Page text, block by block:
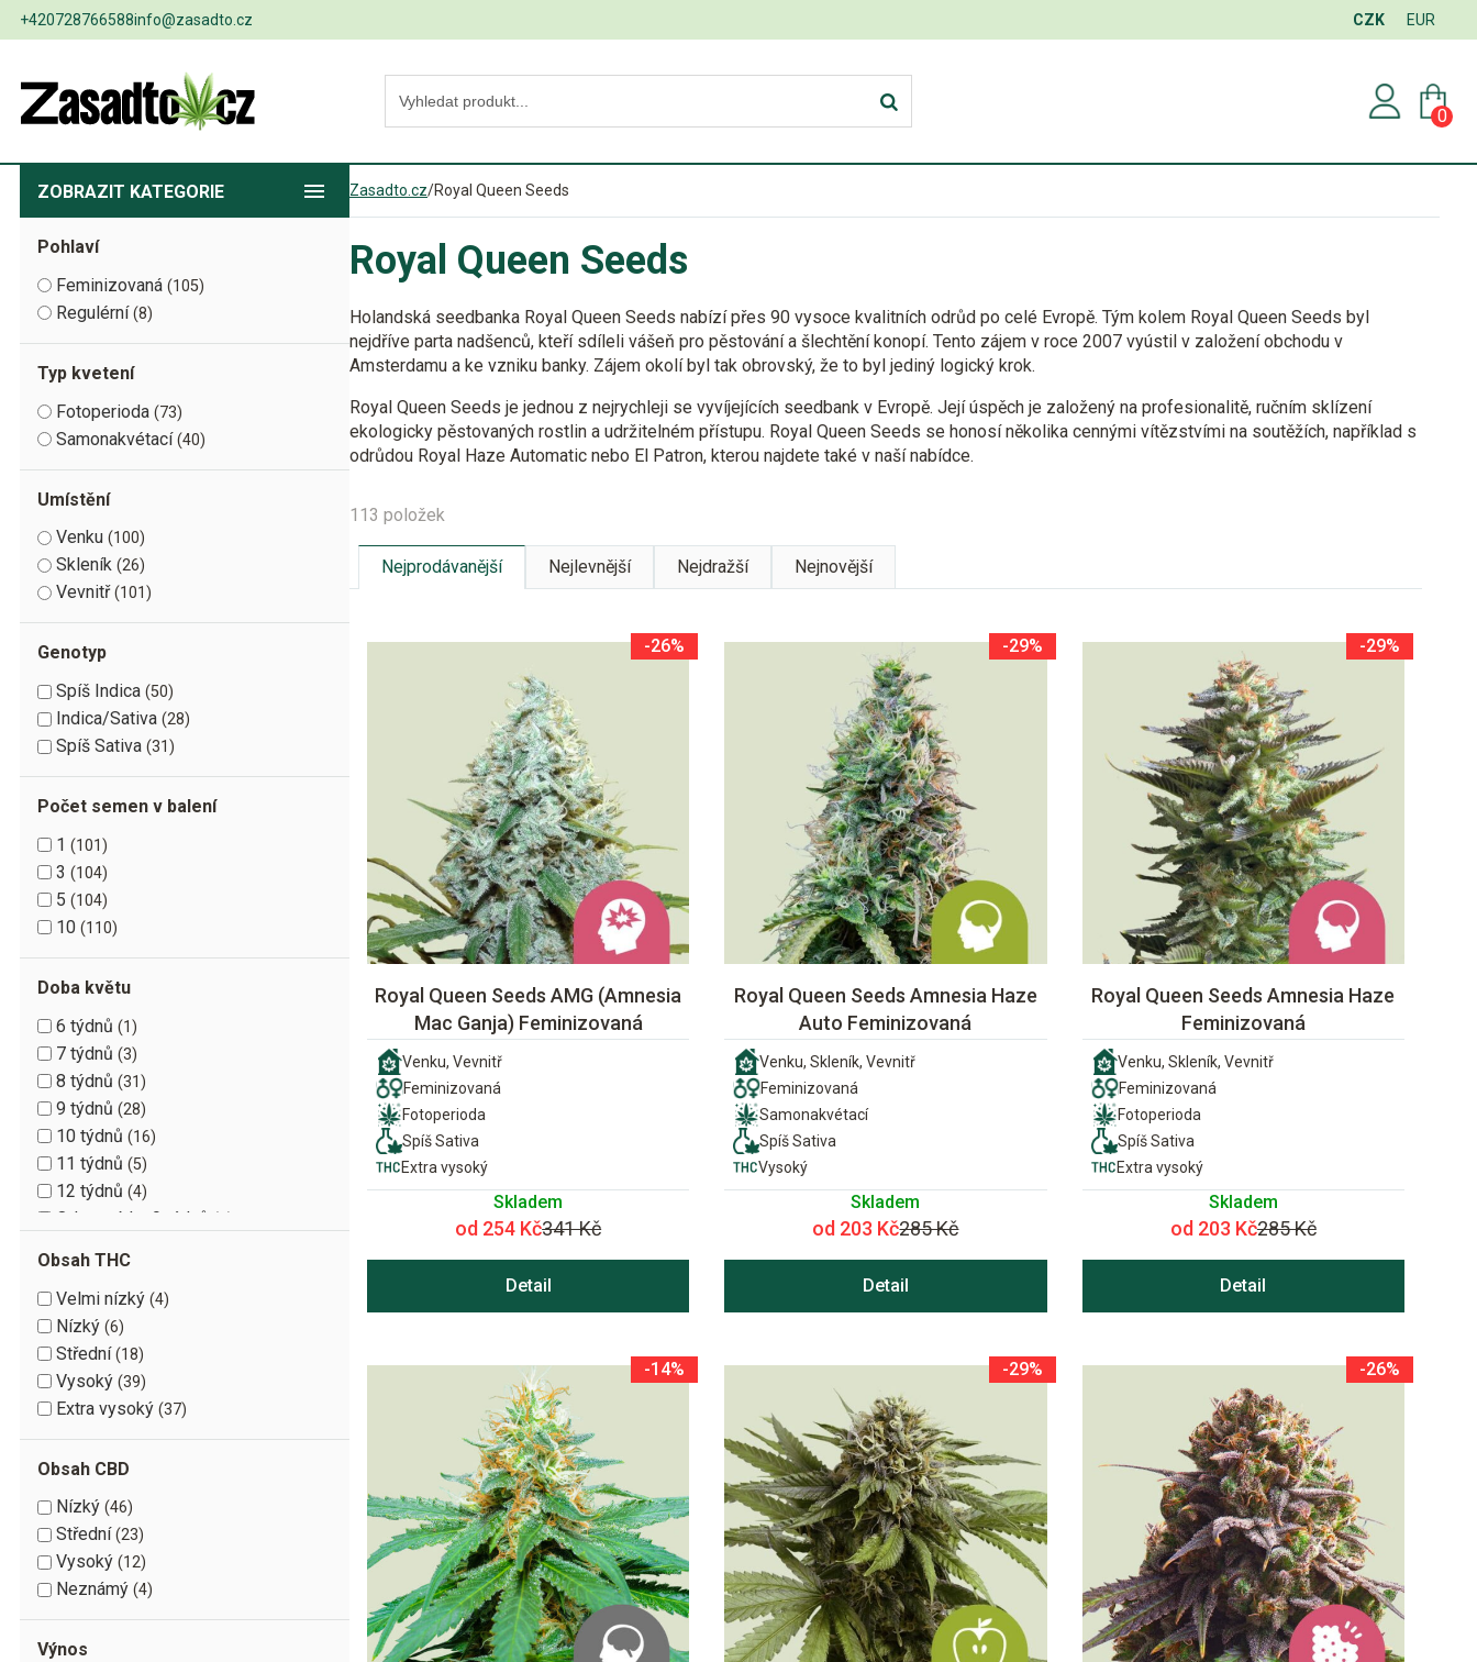
+420728766588info@zasadto.cz CZK EUR
0
ZOBRAZIT KATEGORIE
Pohlaví
Feminizovaná 105
Regulérní 8
Typ kvetení
Fotoperioda 73
Samonakvétací 40
Umístění
Venku 100
Skleník 26
Vevnitř 101
Genotyp
Spíš Indica 50
Indica/Sativa 28
Spíš Sativa 31
Počet semen v balení
1
101
3 104
5 104
10 110
Doba květu
6 týdnů
1
7 týdnů 3
8 týdnů 31
9 týdnů 28
10 týdnů 16
11 týdnů 5
12 týdnů 4
Od semínka 9 týdnů
Od semínka 11 týdnů
Od semínka 12 týdnů
Obsah THC
Velmi nízký 4
Nízký 6
Střední 18
Vysoký 39
Extra vysoký 37
Obsah CBD
Nízký 46
Střední 23
Vysoký 12
Neznámý 4
Výnos
Zasadto.cz/Royal Queen Seeds
Royal Queen Seeds
Holandská seedbanka Royal Queen Seeds nabízí přes 90 vysoce kvalitních odrůd po celé Evropě. Tým kolem Royal Queen Seeds byl
nejdříve parta nadšenců, kteří sdíleli vášeň pro pěstování a šlechtění konopí. Tento zájem v roce 2007 vyústil v založení obchodu v
Amsterdamu a ke vzniku banky. Zájem okolí byl tak obrovský, že to byl jediný logický krok.
Royal Queen Seeds je jednou z nejrychleji se vyvíjejících seedbank v Evropě. Její úspěch je založený na profesionalitě, ručním sklízení
ekologicky pěstovaných rostlin a udržitelném přístupu. Royal Queen Seeds se honosí několika cennými vítězstvími na soutěžích, například s
odrůdou Royal Haze Automatic nebo El Patron, kterou najdete také v naší nabídce.
113 položek
Nejprodávanější Nejlevnější Nejdražší Nejnovější
-26%
Royal Queen Seeds AMG (Amnesia
Mac Ganja) Feminizovaná
Venku, Vevnitř
Feminizovaná
Fotoperioda
Spíš Sativa
Extra vysoký
Skladem
od 254 Kč341 Kč
Detail
-29%
Royal Queen Seeds Amnesia Haze
Auto Feminizovaná
Venku, Skleník, Vevnitř
Feminizovaná
Samonakvétací
Spíš Sativa
Vysoký
Skladem
od 203 Kč285 Kč
Detail
-29%
Royal Queen Seeds Amnesia Haze
Feminizovaná
Venku, Skleník, Vevnitř
Feminizovaná
Fotoperioda
Spíš Sativa
Extra vysoký
Skladem
od 203 Kč285 Kč
Detail
-14% -29% -26%